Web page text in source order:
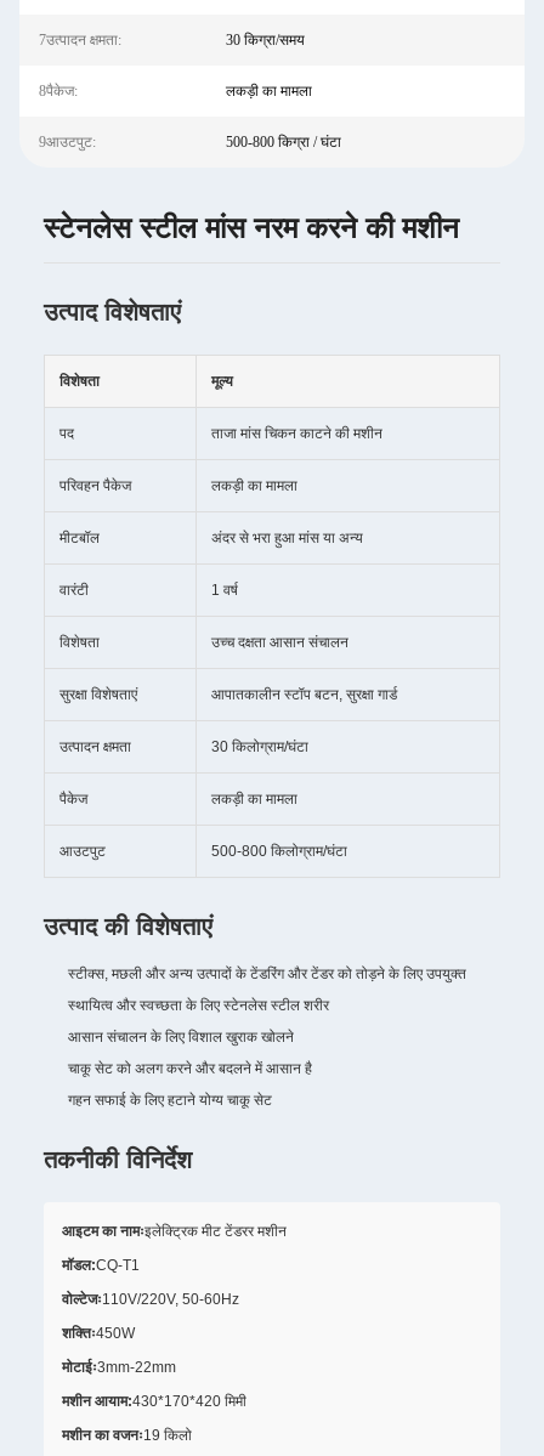
7उत्पादन क्षमता: 30 किग्रा/समय
8पैकेज: लकड़ी का मामला
9आउटपुट: 500-800 किग्रा / घंटा
स्टेनलेस स्टील मांस नरम करने की मशीन
उत्पाद विशेषताएं
विशेषता मूल्य
पद ताजा मांस चिकन काटने की मशीन
परिवहन पैकेज लकड़ी का मामला
मीटबॉल अंदर से भरा हुआ मांस या अन्य
वारंटी 1 वर्ष
विशेषता उच्च दक्षता आसान संचालन
सुरक्षा विशेषताएं आपातकालीन स्टॉप बटन, सुरक्षा गार्ड
उत्पादन क्षमता 30 किलोग्राम/घंटा
पैकेज लकड़ी का मामला
आउटपुट 500-800 किलोग्राम/घंटा
उत्पाद की विशेषताएं
स्टीक्स, मछली और अन्य उत्पादों के टेंडरिंग और टेंडर को तोड़ने के लिए उपयुक्त
स्थायित्व और स्वच्छता के लिए स्टेनलेस स्टील शरीर
आसान संचालन के लिए विशाल खुराक खोलने
चाकू सेट को अलग करने और बदलने में आसान है
गहन सफाई के लिए हटाने योग्य चाकू सेट
तकनीकी विनिर्देश
आइटम का नामःइलेक्ट्रिक मीट टेंडरर मशीन
मॉडल:CQ-T1
वोल्टेजः110V/220V, 50-60Hz
शक्तिः450W
मोटाईः3mm-22mm
मशीन आयाम:430*170*420 मिमी
मशीन का वजनः19 किलो